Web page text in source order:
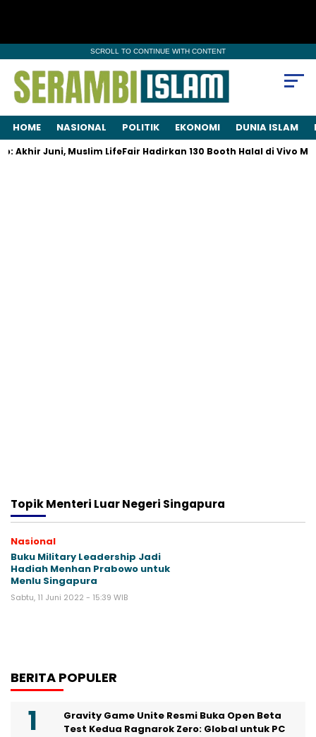
SCROLL TO CONTINUE WITH CONTENT
HOME NASIONAL POLITIK EKONOMI DUNIA ISLAM
Akhir Juni, Muslim LifeFair Hadirkan 130 Booth Halal di Vivo
TopikMenteri Luar Negeri Singapura
Nasional
Buku Military Leadership Jadi
Hadiah Menhan Prabowo untuk
Menlu Singapura
Sabtu, 11 Juni 2022 - 15:39 WIB
BERITA POPULER
Gravity Game Unite Resmi Buka Open Beta
Test Kedua Ragnarok Zero: Global untuk PC